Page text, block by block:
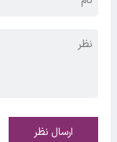
ارسال نظر